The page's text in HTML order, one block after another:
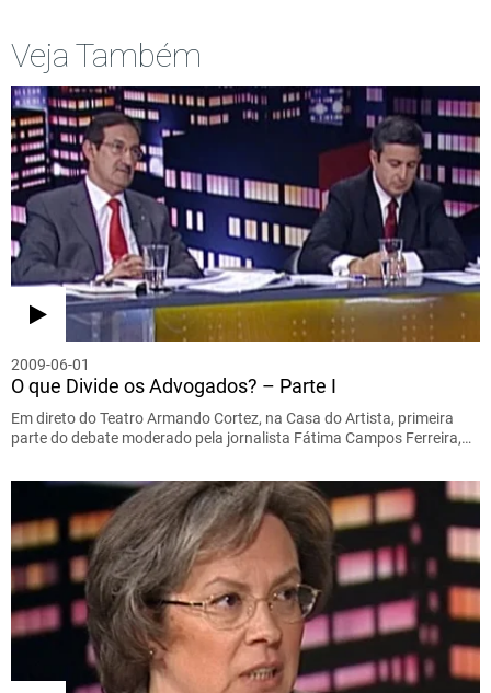
Veja Também
2009-06-01
O que Divide os Advogados? – Parte I
Em direto do Teatro Armando Cortez, na Casa do Artista, primeira
parte do debate moderado pela jornalista Fátima Campos Ferreira,…